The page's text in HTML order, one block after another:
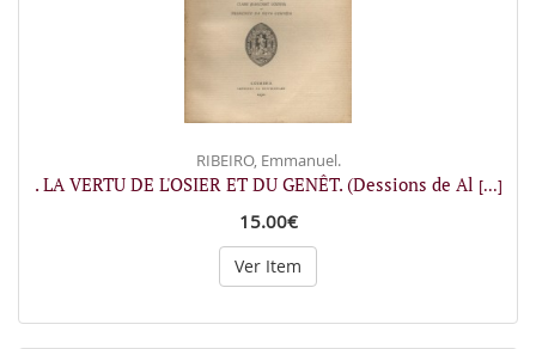
RIBEIRO, Emmanuel.
. LA VERTU DE L'OSIER ET DU GENÊT. (Dessions de Al [...]
15.00€
Ver Item